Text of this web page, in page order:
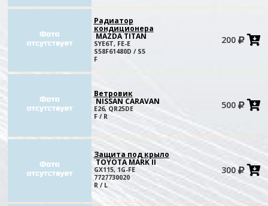
Радиатор
кондиционера
MAZDA TITAN
SYE6T, FE-E
S58F61480D / S5
F
200
Ветровик
NISSAN CARAVAN
E26, QR25DE
F / R
500
Защита под крыло
TOYOTA MARK II
GX115, 1G-FE
7727730020
R / L
300 в